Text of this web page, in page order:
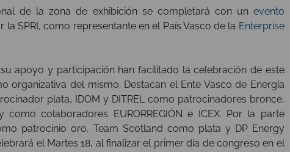
de la zona de exhibición se completará con un evento
la SPRI, como representante en el País Vasco de la Enterprise
apoyo y participación han facilitado la celebración de este
del mismo. Destacan el Ente Vasco de Energía
plata, IDOM y DITREL como patrocinadores bronce,
colaboradores EURORREGIÓN e ICEX. Por la parte
patrocinio oro, Team Scotland como plata y DP Energy
el Martes 18, al finalizar el primer día de congreso en el